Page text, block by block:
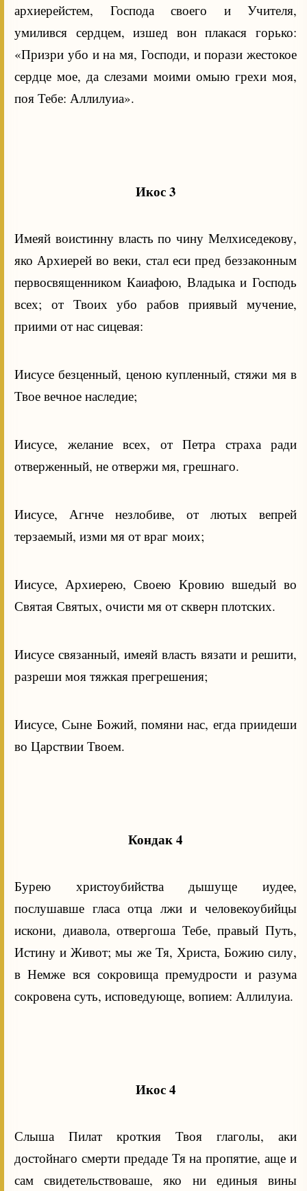
архиерейстем, Господа своего и Учителя,
умилився сердцем, изшед вон плакася горько:
«Призри убо и на мя, Господи, и порази жестокое
сердце мое, да слезами моими омыю грехи моя,
поя Тебе: Аллилуиа».
Икос 3
Имеяй воистинну власть по чину Мелхиседекову,
яко Архиерей во веки, стал еси пред беззаконным
первосвященником Каиафою, Владыка и Господь
всех; от Твоих убо рабов приявый мучение,
приими от нас сицевая:
Иисусе безценный, ценою купленный, стяжи мя в
Твое вечное наследие;
Иисусе, желание всех, от Петра страха ради
отверженный, не отвержи мя, грешнаго.
Иисусе, Агнче незлобиве, от лютых вепрей
терзаемый, изми мя от враг моих;
Иисусе, Архиерею, Своею Кровию вшедый во
Святая Святых, очисти мя от скверн плотских.
Иисусе связанный, имеяй власть вязати и решити,
разреши моя тяжкая прегрешения;
Иисусе, Сыне Божий, помяни нас, егда приидеши
во Царствии Твоем.
Кондак 4
Бурею христоубийства дышуще иудее,
послушавше гласа отца лжи и человекоубийцы
искони, диавола, отвергоша Тебе, правый Путь,
Истину и Живот; мы же Тя, Христа, Божию силу,
в Немже вся сокровища премудрости и разума
сокровена суть, исповедующе, вопием: Аллилуиа.
Икос 4
Слыша Пилат кроткия Твоя глаголы, аки
достойнаго смерти предаде Тя на пропятие, аще и
сам свидетельствоваше, яко ни единыя вины